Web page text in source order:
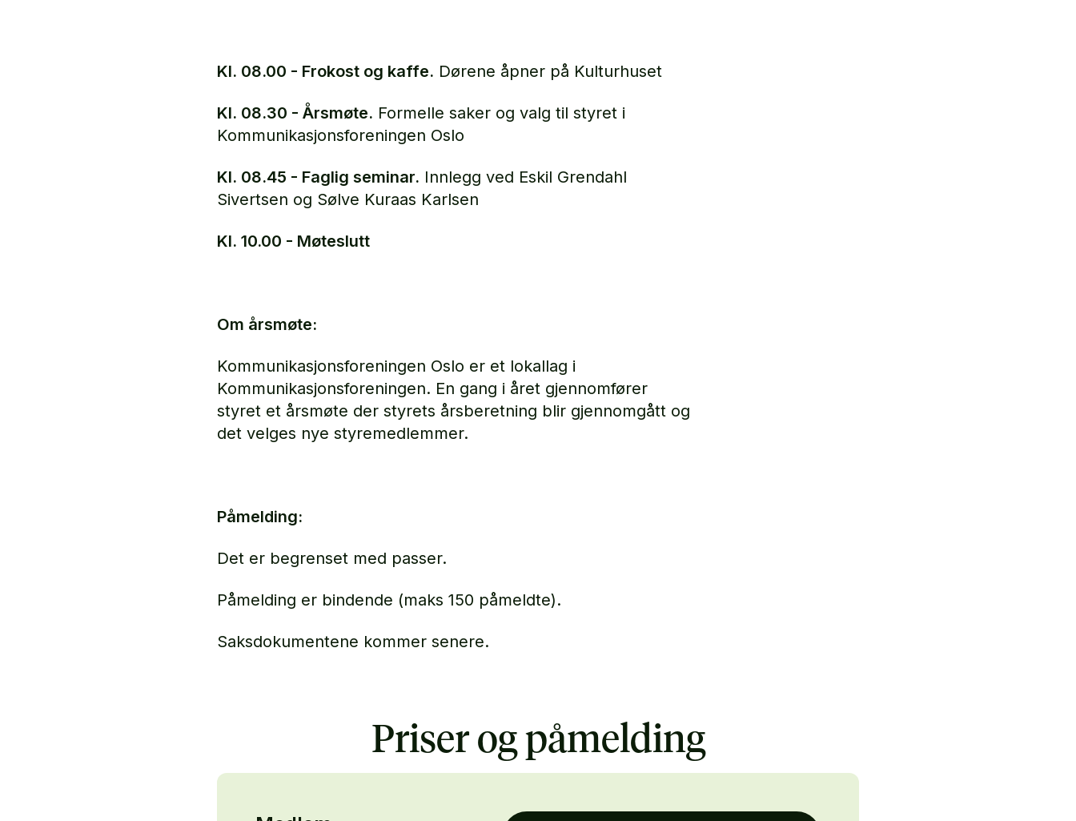
Kl. 08.00 - Frokost og kaffe. Dørene åpner på Kulturhuset
Kl. 08.30 - Årsmøte. Formelle saker og valg til styret i
Kommunikasjonsforeningen Oslo
Kl. 08.45 - Faglig seminar. Innlegg ved Eskil Grendahl
Sivertsen og Sølve Kuraas Karlsen
Kl. 10.00 - Møteslutt
Om årsmøte:
Kommunikasjonsforeningen Oslo er et lokallag i
Kommunikasjonsforeningen. En gang i året gjennomfører
styret et årsmøte der styrets årsberetning blir gjennomgått og
det velges nye styremedlemmer.
Påmelding:
Det er begrenset med passer.
Påmelding er bindende (maks 150 påmeldte).
Saksdokumentene kommer senere.
Priser og påmelding